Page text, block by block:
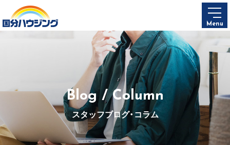
Menu
Blog / Column
スタッフブログ・コラム